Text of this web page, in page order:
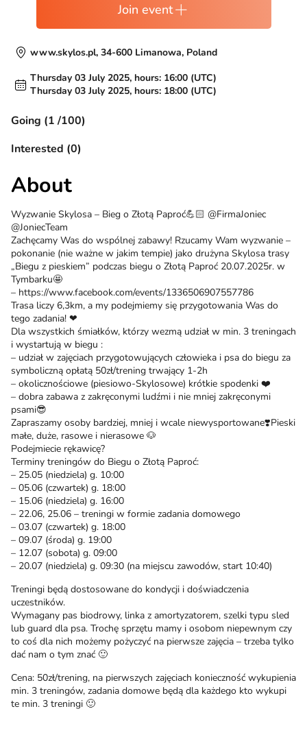
Join event
www.skylos.pl, 34-600 Limanowa, Poland
Thursday 03 July 2025, hours: 16:00 (UTC)
Thursday 03 July 2025, hours: 18:00 (UTC)
Going (1 /100)
Interested (0)
About
Wyzwanie Skylosa – Bieg o Złotą Paproć💪🏻 @FirmaJoniec
@JoniecTeam
Zachęcamy Was do wspólnej zabawy! Rzucamy Wam wyzwanie –
pokonanie (nie ważne w jakim tempie) jako drużyna Skylosa trasy
„Biegu z pieskiem” podczas biegu o Złotą Paproć 20.07.2025r. w
Tymbarku🤩
– https://www.facebook.com/events/1336506907557786
Trasa liczy 6,3km, a my podejmiemy się przygotowania Was do
tego zadania! ❤
Dla wszystkich śmiałków, którzy wezmą udział w min. 3 treningach
i wystartują w biegu :
– udział w zajęciach przygotowujących człowieka i psa do biegu za
symboliczną opłatą 50zł/trening trwający 1-2h
– okolicznościowe (piesiowo-Skylosowe) krótkie spodenki ❤️
– dobra zabawa z zakręconymi ludźmi i nie mniej zakręconymi
psami😎
Zapraszamy osoby bardziej, mniej i wcale niewysportowane❣️Pieski
małe, duże, rasowe i nierasowe 🐶
Podejmiecie rękawicę?
Terminy treningów do Biegu o Złotą Paproć:
– 25.05 (niedziela) g. 10:00
– 05.06 (czwartek) g. 18:00
– 15.06 (niedziela) g. 16:00
– 22.06, 25.06 – treningi w formie zadania domowego
– 03.07 (czwartek) g. 18:00
– 09.07 (środa) g. 19:00
– 12.07 (sobota) g. 09:00
– 20.07 (niedziela) g. 09:30 (na miejscu zawodów, start 10:40)
Treningi będą dostosowane do kondycji i doświadczenia
uczestników.
Wymagany pas biodrowy, linka z amortyzatorem, szelki typu sled
lub guard dla psa. Trochę sprzętu mamy i osobom niepewnym czy
to coś dla nich możemy pożyczyć na pierwsze zajęcia – trzeba tylko
dać nam o tym znać 🙂
Cena: 50zł/trening, na pierwszych zajęciach konieczność wykupienia
min. 3 treningów, zadania domowe będą dla każdego kto wykupi
te min. 3 treningi 🙂